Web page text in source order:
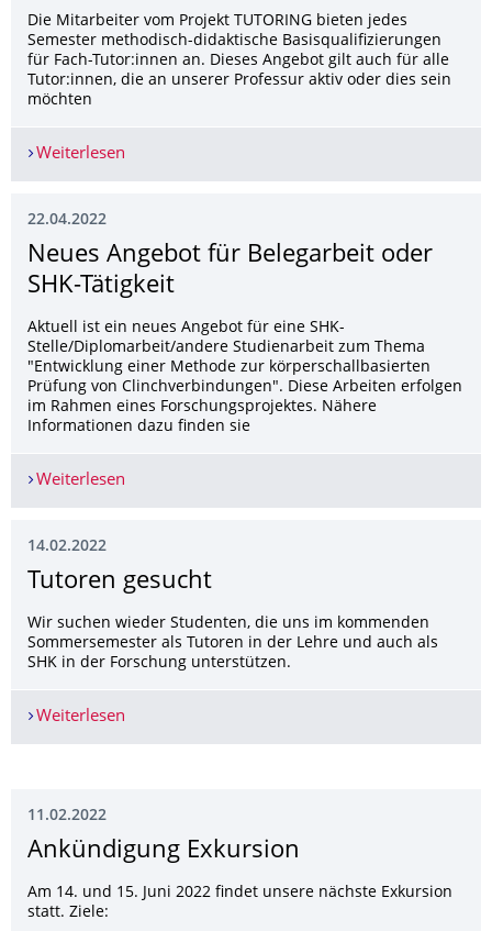
Die Mitarbeiter vom Projekt TUTORING bieten jedes
Semester methodisch-didaktische Basisqualifizierungen
für Fach-Tutor:innen an. Dieses Angebot gilt auch für alle
Tutor:innen, die an unserer Professur aktiv oder dies sein
möchten
Weiterlesen
22.04.2022
Neues Angebot für Belegarbeit oder
SHK-Tätigkeit
Aktuell ist ein neues Angebot für eine SHK-
Stelle/Diplomarbeit/andere Studienarbeit zum Thema
"Entwicklung einer Methode zur körperschallbasierten
Prüfung von Clinchverbindungen". Diese Arbeiten erfolgen
im Rahmen eines Forschungsprojektes. Nähere
Informationen dazu finden sie
Weiterlesen
14.02.2022
Tutoren gesucht
Wir suchen wieder Studenten, die uns im kommenden
Sommersemester als Tutoren in der Lehre und auch als
SHK in der Forschung unterstützen.
Weiterlesen
11.02.2022
Ankündigung Exkursion
Am 14. und 15. Juni 2022 findet unsere nächste Exkursion
statt. Ziele: